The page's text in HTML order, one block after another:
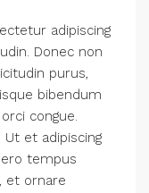
adipiscing
Donec non
purus,
bibendum
congue.
et adipiscing
tempus
et ornare